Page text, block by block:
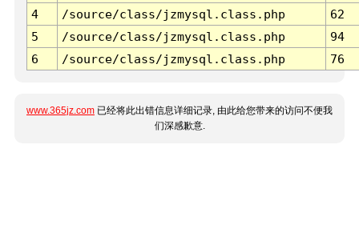
4
/source/class/jzmysql.class.php
62
5
/source/class/jzmysql.class.php
94
6
/source/class/jzmysql.class.php 76
www.365jz.com 已经将此出错信息详细记录, 由此给您带来的访问不便我
们深感歉意.